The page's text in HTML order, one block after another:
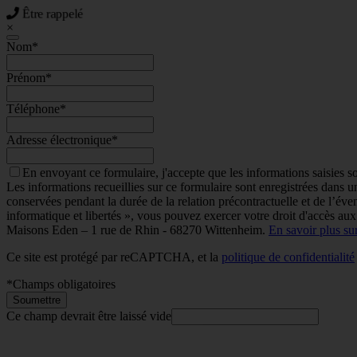
Être rappelé
×
Nom*
Prénom*
Téléphone*
Adresse électronique*
En envoyant ce formulaire, j'accepte que les informations saisies
Les informations recueillies sur ce formulaire sont enregistrées dans
conservées pendant la durée de la relation précontractuelle et de
informatique et libertés », vous pouvez exercer votre droit d'accès
Maisons Eden – 1 rue de Rhin - 68270 Wittenheim. En savoir plus
Ce site est protégé par reCAPTCHA, et la politique de confidentialité
*Champs obligatoires
Soumettre
Ce champ devrait être laissé vide